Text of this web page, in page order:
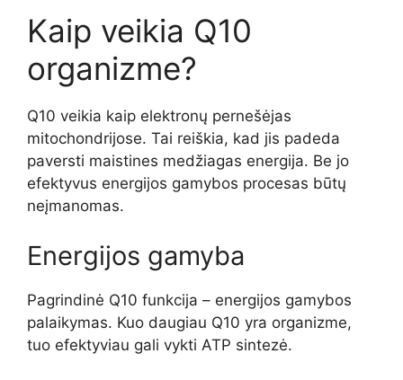
Kaip veikia Q10
organizme?
Q10 veikia kaip elektronų pernešėjas
mitochondrijose. Tai reiškia, kad jis padeda
paversti maistines medžiagas energija. Be jo
efektyvus energijos gamybos procesas būtų
neįmanomas.
Energijos gamyba
Pagrindinė Q10 funkcija – energijos gamybos
palaikymas. Kuo daugiau Q10 yra organizme,
tuo efektyviau gali vykti ATP sintezė.